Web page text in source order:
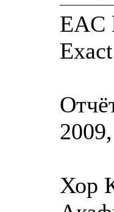
EAC
Хор